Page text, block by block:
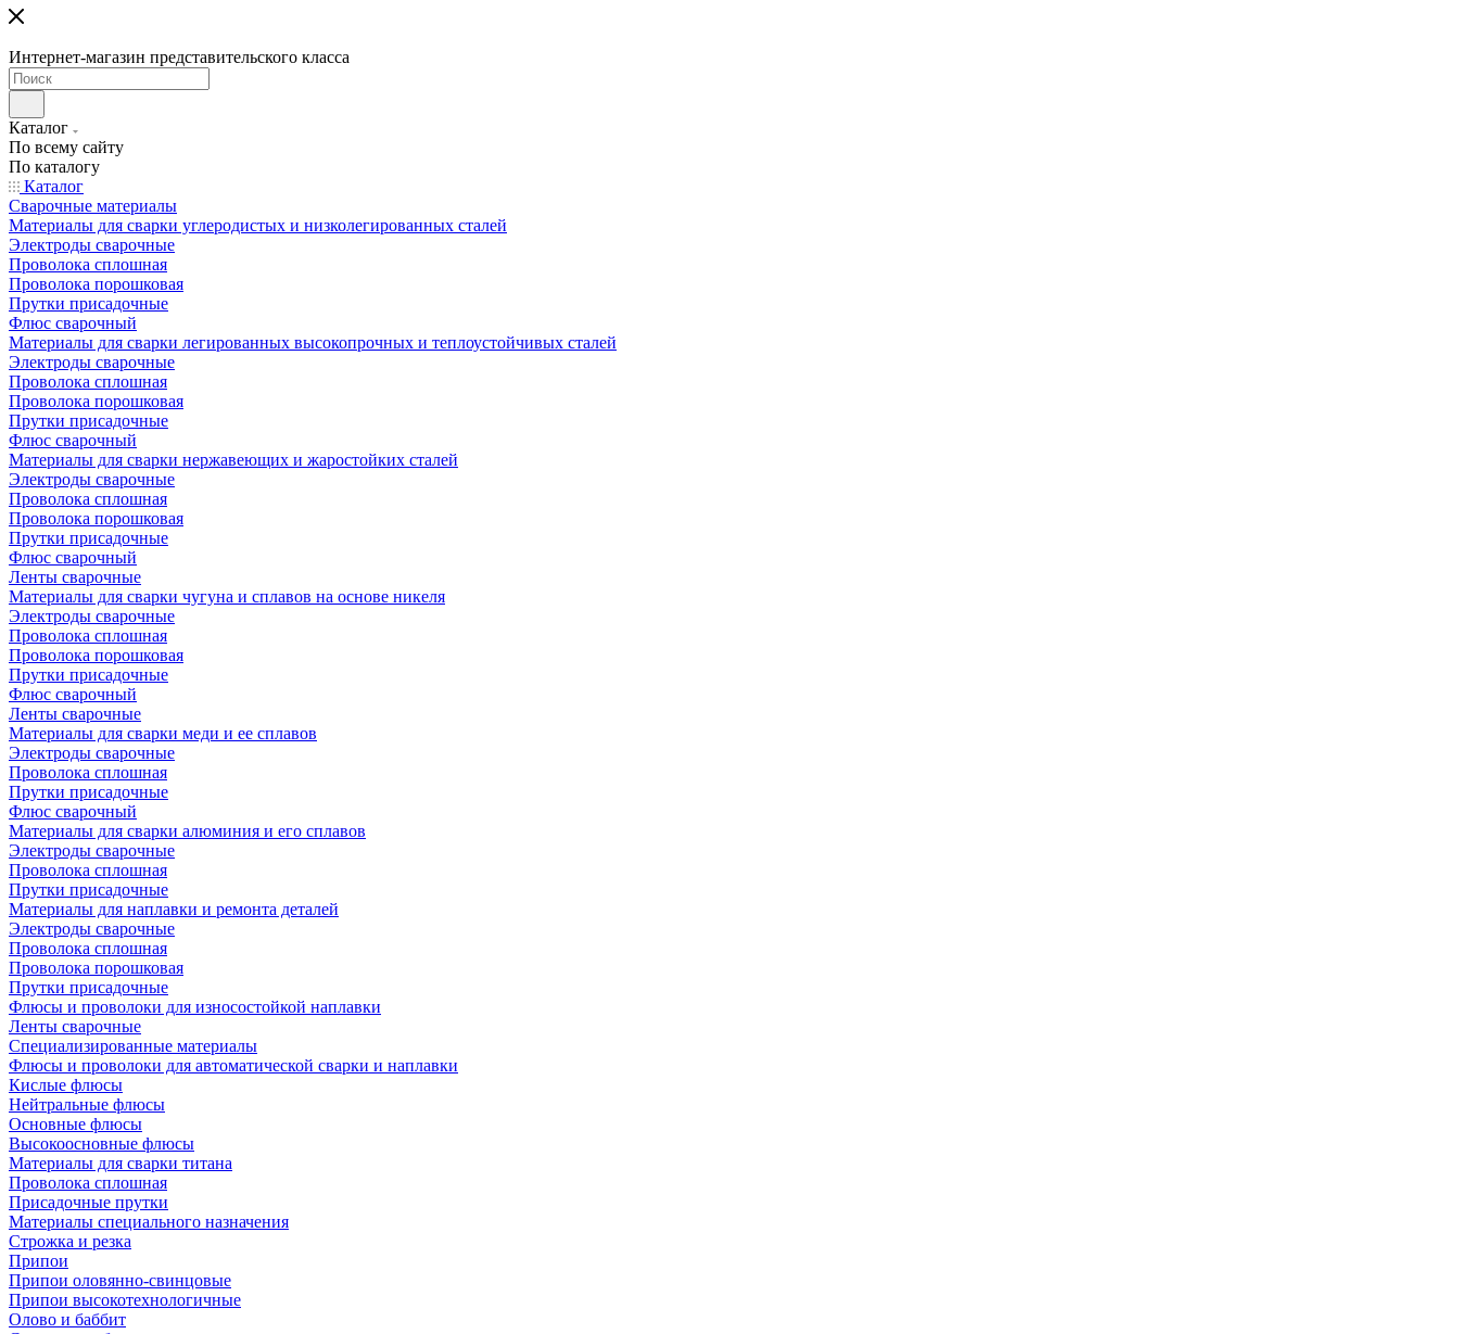
Интернет-магазин представительского класса
Каталог
По всему сайту
По каталогу
Каталог
Сварочные материалы
Материалы для сварки углеродистых и низколегированных сталей
Электроды сварочные
Проволока сплошная
Проволока порошковая
Прутки присадочные
Флюс сварочный
Материалы для сварки легированных высокопрочных и теплоустойчивых сталей
Электроды сварочные
Проволока сплошная
Проволока порошковая
Прутки присадочные
Флюс сварочный
Материалы для сварки нержавеющих и жаростойких сталей
Электроды сварочные
Проволока сплошная
Проволока порошковая
Прутки присадочные
Флюс сварочный
Ленты сварочные
Материалы для сварки чугуна и сплавов на основе никеля
Электроды сварочные
Проволока сплошная
Проволока порошковая
Прутки присадочные
Флюс сварочный
Ленты сварочные
Материалы для сварки меди и ее сплавов
Электроды сварочные
Проволока сплошная
Прутки присадочные
Флюс сварочный
Материалы для сварки алюминия и его сплавов
Электроды сварочные
Проволока сплошная
Прутки присадочные
Материалы для наплавки и ремонта деталей
Электроды сварочные
Проволока сплошная
Проволока порошковая
Прутки присадочные
Флюсы и проволоки для износостойкой наплавки
Ленты сварочные
Специализированные материалы
Флюсы и проволоки для автоматической сварки и наплавки
Кислые флюсы
Нейтральные флюсы
Основные флюсы
Высокоосновные флюсы
Материалы для сварки титана
Проволока сплошная
Присадочные прутки
Материалы специального назначения
Строжка и резка
Припои
Припои оловянно-свинцовые
Припои высокотехнологичные
Олово и баббит